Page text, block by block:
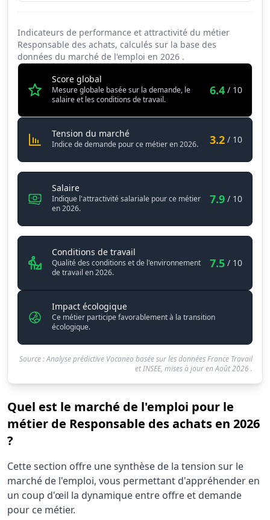
Indicateurs de performance et attractivité du métier
Responsable des achats, calculés sur la base des
données du marché de l'emploi en 2026 .
Score global
Mesure globale basée sur la demande, le
salaire et les conditions de travail.
6.4 / 10
Tension du marchéResponsable des achats
Indice de demande pour ce métier en 2026. 3.2 / 10
SalaireResponsable des achats
Indique l'attractivité salariale pour ce métier
en 2026.
7.9 / 10
Conditions de travail
Qualité des conditions et de l'environnement
de travail en 2026.
7.5 / 10
Impact écologique
Ce métier participe favorablement à la transition
écologique.
Source : Analyse prédictive Vocaneo basée sur les données France Travail
et INSEE, mises à jour enAoût 2026.
Quel est le marché de l'emploi pour le
métier de Responsable des achats en 2026
?
Statistiques recrutement Responsable des achats 2026
Indicateur
Valeur brute
Demandeurs d'emploi (12 mois)
3140
Offres publiées (12 mois)
Cette section offre une synthèse de la tension sur le
marché de l'emploi, vous permettant d'appréhender en
un coup d'œil la dynamique entre offre et demande
pour ce métier.